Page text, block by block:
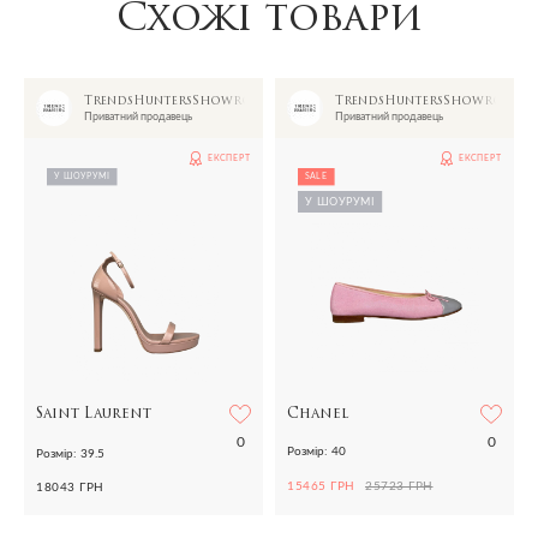
Схожі товари
TrendsHuntersShowroom
Приватний продавець
У ШОУРУМІ
ЕКСПЕРТ
Saint Laurent
0
Розмір: 39.5
18043 ГРН
TrendsHuntersShowroom
Приватний продавець
SALE
У ШОУРУМІ
ЕКСПЕРТ
Chanel
0
Розмір: 40
15465 ГРН 25723 ГРН